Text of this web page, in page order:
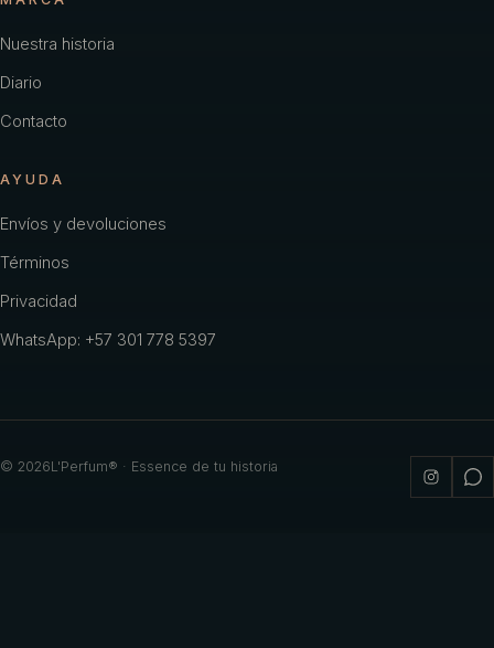
Nuestra historia
Diario
Contacto
AYUDA
Envíos y devoluciones
Términos
Privacidad
WhatsApp: +57 301 778 5397
© 2026L'Perfum® · Essence de tu historia